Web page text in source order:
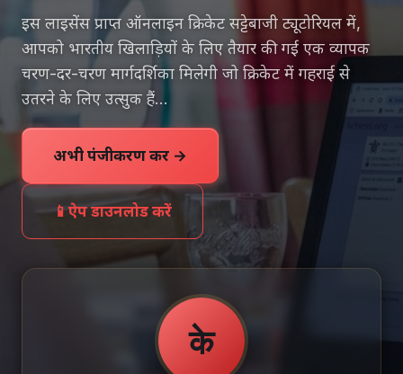
इस लाइसेंस प्राप्त ऑनलाइन क्रिकेट सट्टेबाजी ट्यूटोरियल में,
आपको भारतीय खिलाड़ियों के लिए तैयार की गई एक व्यापक
चरण-दर-चरण मार्गदर्शिका मिलेगी जो क्रिकेट में गहराई से
उतरने के लिए उत्सुक हैं…
अभी पंजीकरण करें →
📱ऐप डाउनलोड करें
के